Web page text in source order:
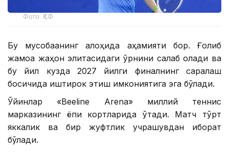
Фото: ҚТФ
Бу мусобақанинг алоҳида аҳамияти бор. Ғолиб
жамоа жаҳон элитасидаги ўрнини сақлаб қолади ва
бу йил кузда 2027 йилги финалнинг саралаш
босқичида иштирок этиш имкониятига эга бўлади.
Ўйинлар «Beeline Arena» миллий теннис
марказининг ёпиқ кортларида ўтади. Матч тўрт
яккалик ва бир жуфтлик учрашувдан иборат
бўлади.